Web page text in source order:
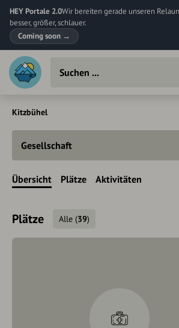
HEY Portale 2.0Wir bereiten gerade unseren
besser, größer, schlauer.
Coming soon →
Kitzbühel
Gesellschaft
Übersicht Plätze Aktivitäten
Plätze Alle (39)